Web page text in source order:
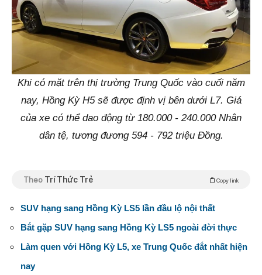
Khi có mặt trên thị trường Trung Quốc vào cuối năm
nay, Hồng Kỳ H5 sẽ được định vị bên dưới L7. Giá
của xe có thể dao động từ 180.000 - 240.000 Nhân
dân tệ, tương đương 594 - 792 triệu Đồng.
Theo Trí Thức Trẻ Copy link
SUV hạng sang Hồng Kỳ LS5 lần đầu lộ nội thất
Bắt gặp SUV hạng sang Hồng Kỳ LS5 ngoài đời thực
Làm quen với Hồng Kỳ L5, xe Trung Quốc đắt nhất hiện
nay